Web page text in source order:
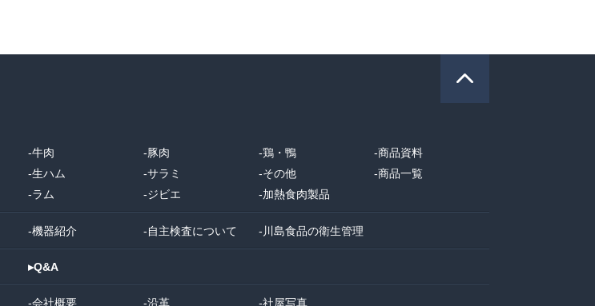
-牛肉 -豚肉 -鶏・鴨 -商品資料
-生ハム -サラミ -その他 -商品一覧
-ラム -ジビエ -加熱食肉製品
-機器紹介 -自主検査について - 川島食品の衛生管理
▸Q&A
-会社概要 -沿革 -社屋写真